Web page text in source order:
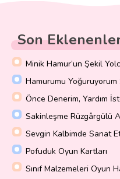
Son
Minik Hamur’un Şekil
Hamurumu Yoğuruyorum
Önce Denerim, Yardım
Sakinleşme Rüzgârgülü
Sevgin Kalbimde Sanat
Pofuduk Oyun Kartları
Sınıf Malzemeleri Oyun